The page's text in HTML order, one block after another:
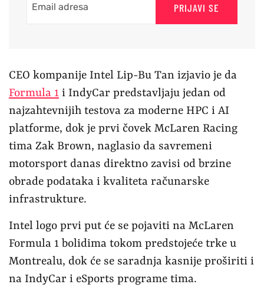
PRIJAVI SE
CEO kompanije Intel Lip-Bu Tan izjavio je da
Formula 1 i IndyCar predstavljaju jedan od
najzahtevnijih testova za moderne HPC i AI
platforme, dok je prvi čovek McLaren Racing
tima Zak Brown, naglasio da savremeni
motorsport danas direktno zavisi od brzine
obrade podataka i kvaliteta računarske
infrastrukture.
Intel logo prvi put će se pojaviti na McLaren
Formula 1 bolidima tokom predstojeće trke u
Montrealu, dok će se saradnja kasnije proširiti i
na IndyCar i eSports programe tima.